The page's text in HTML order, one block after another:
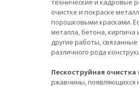
технические и кадровые
очистке и покраске
порошковыми красками.
металла, бетона, кирпича
другие работы,
различного рода
Пескоструйная очистка
ржавчины, появляющихся